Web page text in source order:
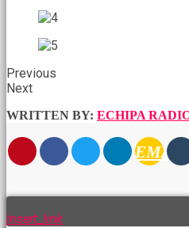
Previous
Next
WRITTEN BY: ECHIPA
EMAIL
insert_link